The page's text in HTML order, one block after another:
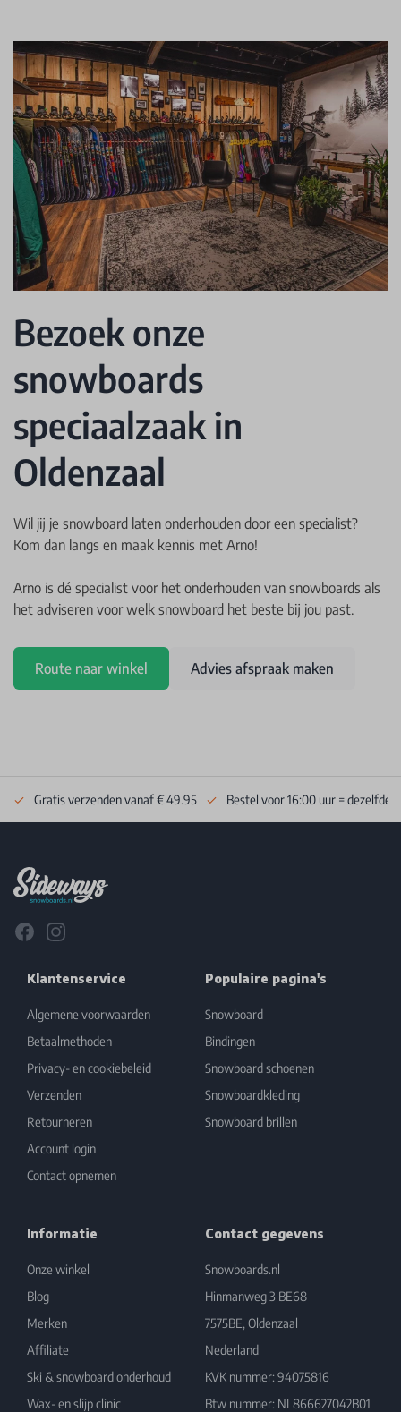
Bezoek onze
snowboards
speciaalzaak in
Oldenzaal
Wil jij je snowboard laten onderhouden door een specialist?
Kom dan langs en maak kennis met Arno!
Arno is dé specialist voor het onderhouden van snowboards als
het adviseren voor welk snowboard het beste bij jou past.
Route naar winkel Advies afspraak maken
Gratis verzenden vanaf € 49.95 Bestel voor 16:00 uur = dezelfde
FacebookInstagram
Klantenservice
Algemene voorwaarden
Betaalmethoden
Privacy- en cookiebeleid
Verzenden
Retourneren
Account login
Contact opnemen
Populaire pagina's
Snowboard
Bindingen
Snowboard schoenen
Snowboardkleding
Snowboard brillen
Informatie
Onze winkel
Blog
Merken
Affiliate
Ski & snowboard onderhoud
Wax- en slijp clinic
Contact gegevens
Snowboards.nl
Hinmanweg 3 BE68
7575BE, Oldenzaal
Nederland
KVK nummer: 94075816
Btw nummer: NL866627042B01